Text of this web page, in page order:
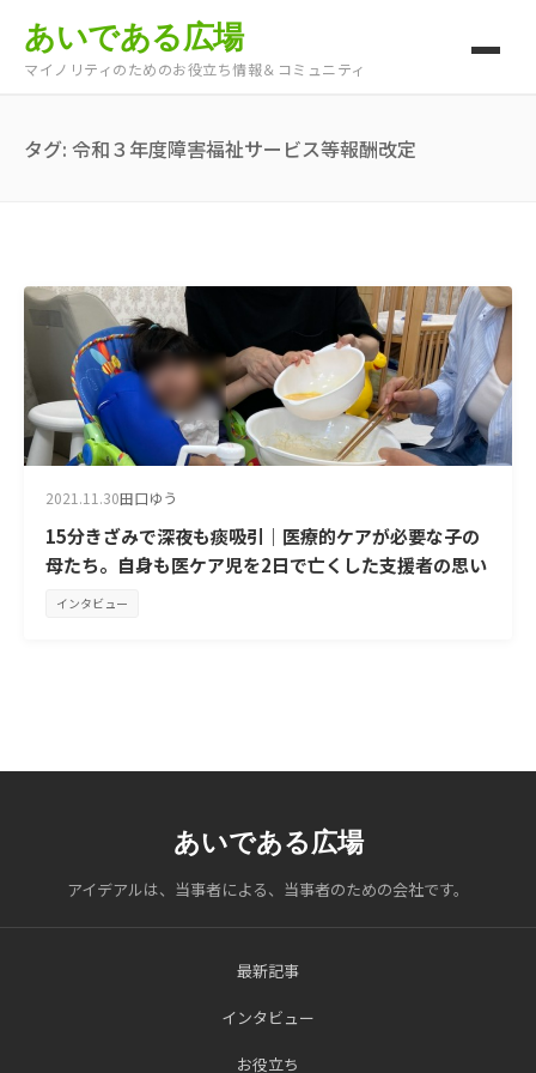
あいである広場
マイノリティのためのお役立ち情報＆コミュニティ
タグ: 令和３年度障害福祉サービス等報酬改定
2021.11.30田口ゆう
15分きざみで深夜も痰吸引｜医療的ケアが必要な子の
母たち。自身も医ケア児を2日で亡くした支援者の思い
インタビュー
あいである広場
アイデアルは、当事者による、当事者のための会社です。
最新記事
インタビュー
お役立ち